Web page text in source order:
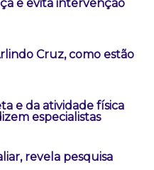
e evita intervenção
Cruz, como estão
e da atividade física
especialistas
revela pesquisa